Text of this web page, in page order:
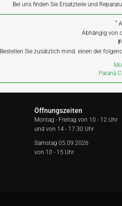
Bei uns finden Sie Ersatzteile und
*
Abhängig von
Bestellen Sie zusätzlich mind. einen der
Paranà
Öffnungszeiten
Montag - Freitag von 10 - 12 Uhr
und von 14 - 17:30 Uhr
Samstag 05.09.2026
von 10 - 15 Uhr